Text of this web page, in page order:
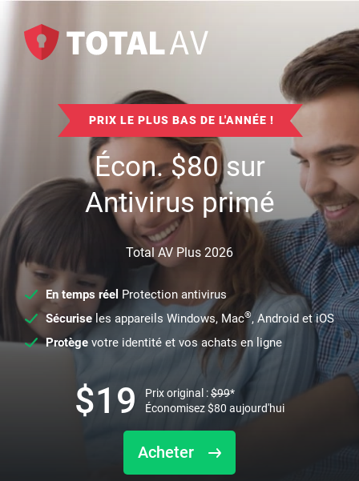
PRIX LE PLUS BAS DE L'ANNÉE !
Écon.$80sur
Antivirus primé
Total AV Plus 2026
En temps réel Protection antivirus
Sécuriseles appareils Windows, Mac®, Android et iOS
Protège votre identité et vos achats en ligne
Acheter
$19 Prix original :$99*
Économisez$80 aujourd'hui